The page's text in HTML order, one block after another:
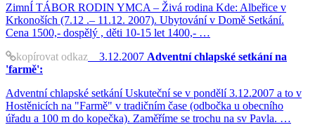
ZimnÍ TÁBOR RODIN YMCA – Živá rodina Kde: Albeřice v
Krkonoších (7.12 .– 11.12. 2007). Ubytování v Domě Setkání.
Cena 1500,- dospělý , děti 10-15 let 1400,- …
kopírovat odkaz 3.12.2007 Adventní chlapské setkání na
'farmě':
Adventní chlapské setkání Uskuteční se v pondělí 3.12.2007 a to v
Hostěnicích na "Farmě" v tradičním čase (odbočka u obecního
úřadu a 100 m do kopečka). Zaměříme se trochu na sv Pavla. …